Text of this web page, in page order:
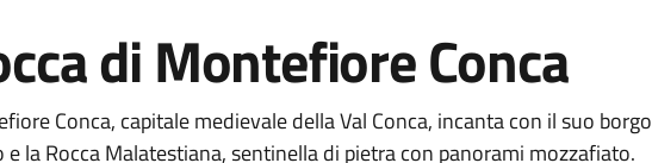
di Montefiore Conca
Conca, capitale medievale della Val Conca, incanta con il suo borgo
e la Rocca Malatestiana, sentinella di pietra con panorami mozzafiato.